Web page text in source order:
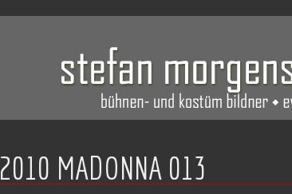
2010 MADONNA 013